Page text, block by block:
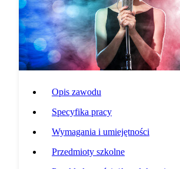
Opis zawodu
Specyfika pracy
Wymagania i umiejętności
Przedmioty szkolne